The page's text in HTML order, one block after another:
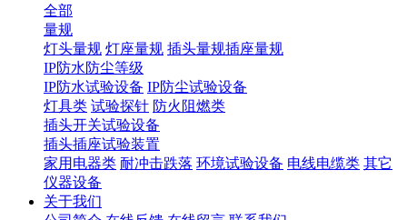
全部
量规
灯头量规 灯座量规 插头量规插座量规
IP防水防尘等级
IP防水试验设备 IP防尘试验设备
灯具类 试验探针 防火阻燃类
插头开关试验设备
插头插座试验装置
家用电器类 耐冲击跌落 环境试验设备 电线电缆类 其它
仪器设备
关于我们